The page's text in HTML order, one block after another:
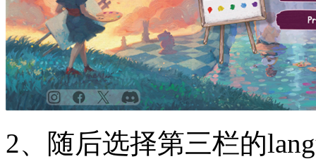
2、随后选择第三栏的